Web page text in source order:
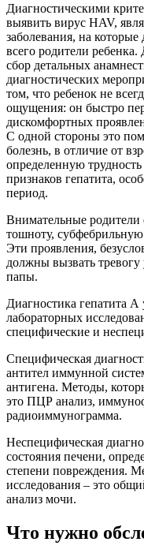
Диагностическими
выявить вирус HAV,
заболевания, на
всего родители
сбор детальных
диагностических
том, что ребенок не
ощущения: он быстро
дискомфортных
С одной стороны это
болезнь, в отличие от
определенную
признаков гепатита,
период.
Внимательные родители
тошноту, субфебрильную
Эти проявления,
должны вызвать
папы.
Диагностика гепатита А
лабораторных
специфические и
Специфическая
антител иммунной
антигена. Методы,
это ПЦР анализ,
радиоиммунограмма.
Неспецифическая
состояния печени,
степени повреждения.
исследования – это
анализ мочи.
Что нужно